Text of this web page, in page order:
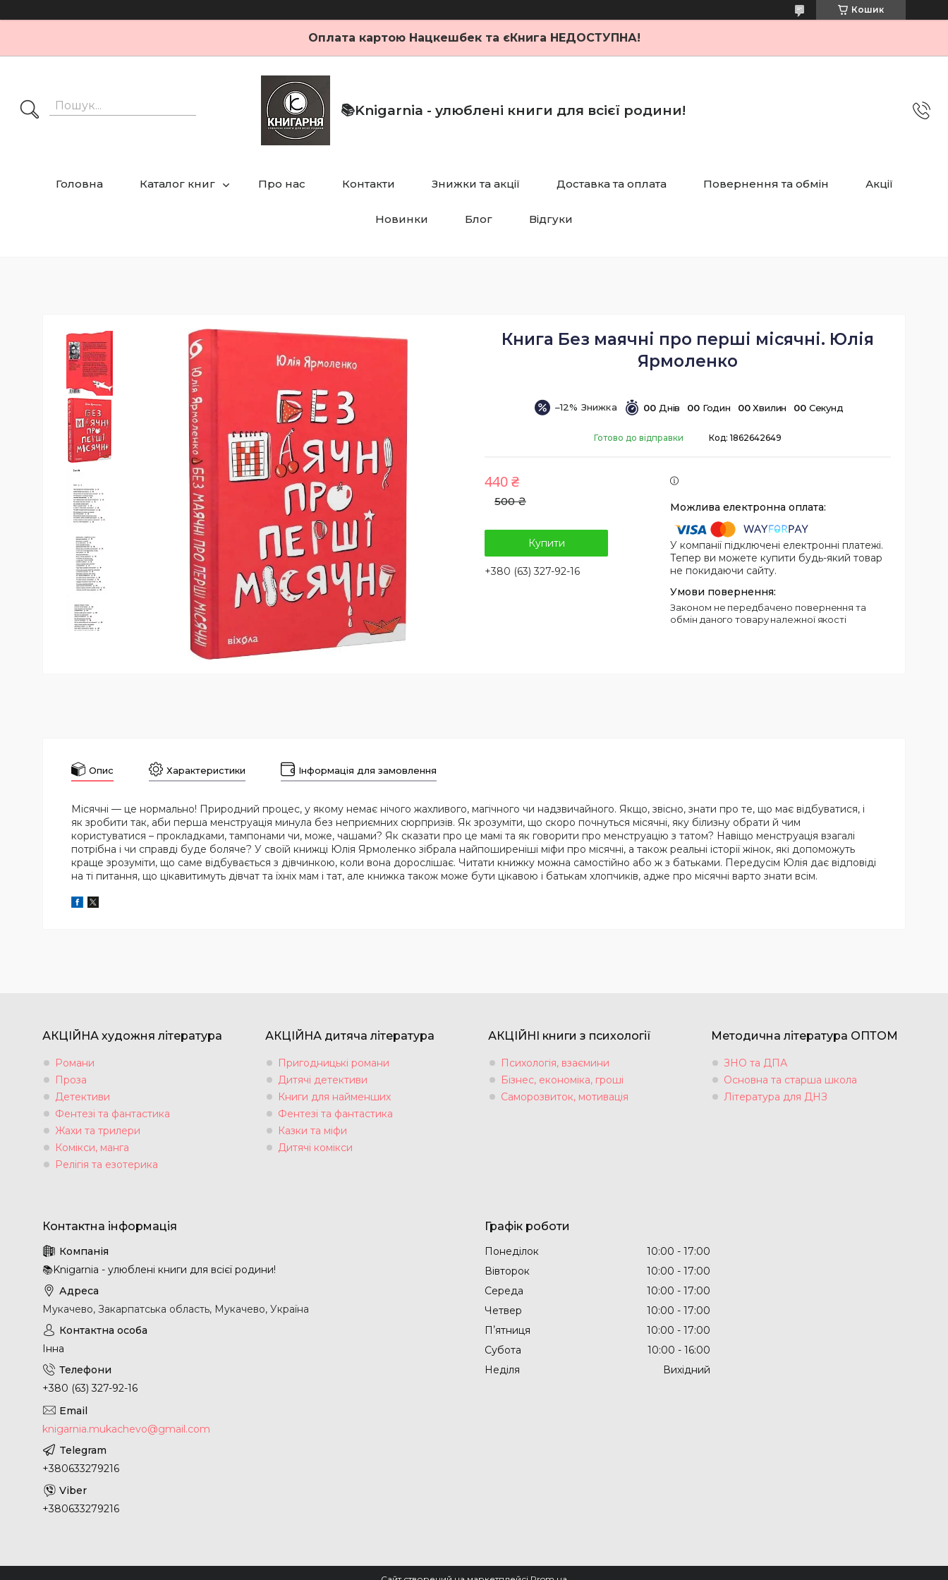
Кошик
Оплата картою Нацкешбек та єКнига НЕДОСТУПНА!
📚Knigarnia - улюблені книги для всієї родини!
Головна Каталог книг Про нас Контакти Знижки та акції Доставка та оплата Повернення та обмін Акції
Новинки Блог Відгуки
Книга Без маячні про перші місячні. Юлія
Ярмоленко
–12% 00 Днів 00 Годин 00 Хвилин 00 Секунд
Готово до відправки Код: 1862642649
500 ₴
440 ₴
Купити
+380 (63) 327-92-16
У компанії підключені електронні платежі.
Тепер ви можете купити будь-який товар
не покидаючи сайту.
Законом не передбачено повернення та
обмін даного товару належної якості
Опис Характеристики Інформація для замовлення
Місячні — це нормально! Природний процес, у якому немає нічого жахливого, магічного чи надзвичайного. Якщо, звісно, знати про те, що має відбуватися, і
як зробити так, аби перша менструація минула без неприємних сюрпризів. Як зрозуміти, що скоро почнуться місячні, яку білизну обрати й чим
користуватися – прокладками, тампонами чи, може, чашами? Як сказати про це мамі та як говорити про менструацію з татом? Навіщо менструація взагалі
потрібна і чи справді буде боляче? У своїй книжці Юлія Ярмоленко зібрала найпоширеніші міфи про місячні, а також реальні історії жінок, які допоможуть
краще зрозуміти, що саме відбувається з дівчинкою, коли вона дорослішає. Читати книжку можна самостійно або ж з батьками. Передусім Юлія дає відповіді
на ті питання, що цікавитимуть дівчат та їхніх мам і тат, але книжка також може бути цікавою і батькам хлопчиків, адже про місячні варто знати всім.
АКЦІЙНА художня література
Романи
Проза
Детективи
Фентезі та фантастика
Жахи та трилери
Комікси, манга
Релігія та езотерика
АКЦІЙНА дитяча література
Пригодницькі романи
Дитячі детективи
Книги для найменших
Фентезі та фантастика
Казки та міфи
Дитячі комікси
АКЦІЙНІ книги з психології
Психологія, взаємини
Бізнес, економіка, гроші
Саморозвиток, мотивація
Методична література ОПТОМ
ЗНО та ДПА
Основна та старша школа
Література для ДНЗ
📚Knigarnia - улюблені книги для всієї родини!
Мукачево, Закарпатська область, Мукачево, Україна
Інна
+380 (63) 327-92-16
knigarnia.mukachevo@gmail.com
+380633279216
+380633279216
Графік роботи
Понеділок 10:00
17:00
Вівторок
10:00
17:00
Середа
10:00
17:00
Четвер
10:00
17:00
Пʼятниця
10:00
17:00
Субота
10:00
16:00
Неділя
Вихідний